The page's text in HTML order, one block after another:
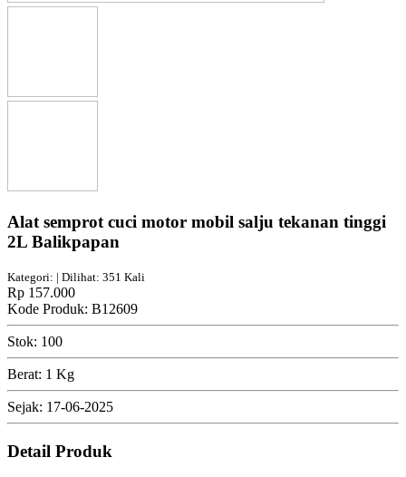
Alat semprot cuci motor mobil salju tekanan tinggi
2L Balikpapan
Kategori: | Dilihat: 351 Kali
Rp 157.000
Kode Produk: B12609
Stok: 100
Berat: 1 Kg
Sejak: 17-06-2025
Detail Produk